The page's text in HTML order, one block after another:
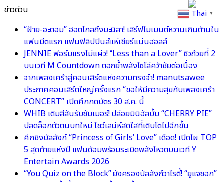
ข่าวด่วน
“ฝ้าย-อะตอม” ฮอตไกลถึงมะนิลา! เสิร์ฟโมเมนต์หวานเกินต้านใน
แฟนมีตแรก แฟนฟิลิปปินส์แห่เชียร์แน่นฮอลล์
JENNIE ฟอร์มแรงไม่แผ่ว! “Less than a Lover” ซิวถ้วยที่ 2
บนเวที M Countdown ตอกย้ำพลังโซโล่คว้าชัยต่อเนื่อง
จากเพลงเศร้าสู่คอนเสิร์ตแห่งความทรงจำ! manutsawee
ประกาศคอนเสิร์ตใหญ่ครั้งแรก “ขอให้มีความสุขกับเพลงเศร้า
CONCERT” เปิดศึกกดบัตร 30 ส.ค. นี้
WHIB เติมสีสันรับซัมเมอร์! ปล่อยมินิอัลบั้ม “CHERRY PIE”
ปลดล็อกตัวตนบทใหม่ โชว์เสน่ห์สดใสที่เติบโตไปอีกขั้น
ศึกชิงบัลลังก์ “Princess of Girls’ Love” เดือด! เปิดโผ TOP
5 สุดท้ายแห่งปี แฟนด้อมพร้อมระเบิดพลังโหวตบนเวที Y
Entertain Awards 2026
“You Quiz on the Block” ยังครองบัลลังก์วาไรตี้! “ยูแจซอก”
Thai ▼